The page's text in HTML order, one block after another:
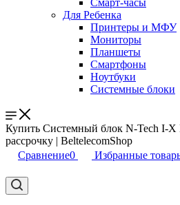
Смарт-часы
Для Ребенка
Принтеры и МФУ
Мониторы
Планшеты
Смартфоны
Ноутбуки
Системные блоки
Купить Системный блок N-Tech I-X
рассрочку | BeltelecomShop
Сравнение0 Избранные